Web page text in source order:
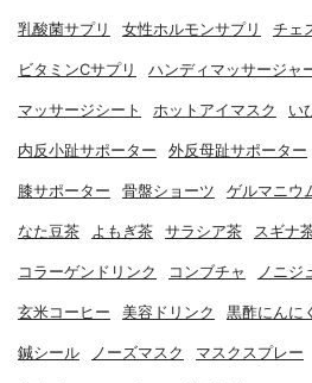
乳酸菌サプリ 女性ホルモンサプリ チェ
ビタミンCサプリ ハンディマッサージャ
マッサージシート ホットアイマスク い
内反小趾サポーター 外反母趾サポーター
膝サポーター 骨盤ショーツ ゲルマニウ
なた豆茶 よもぎ茶 サラシア茶 スギナ
コラーゲンドリンク コンブチャ ノニジ
玄米コーヒー 美容ドリンク 黒酢にんにく
鍼シール ノーズマスク マスクスプレー